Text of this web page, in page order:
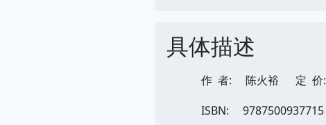
具体描述
作 者: 陈火裕 定 价:
ISBN:
9787500937715